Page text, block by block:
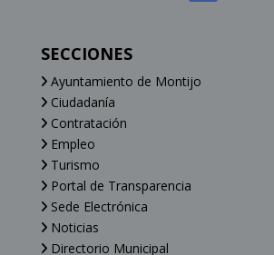
SECCIONES
Ayuntamiento de Montijo
Ciudadanía
Contratación
Empleo
Turismo
Portal de Transparencia
Sede Electrónica
Noticias
Directorio Municipal